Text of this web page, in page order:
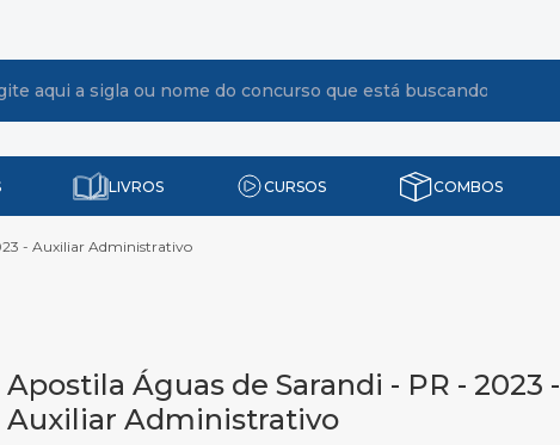
LIVROS CURSOS COMBOS
- Auxiliar Administrativo
Apostila Águas de Sarandi - PR - 2023 -
Auxiliar Administrativo